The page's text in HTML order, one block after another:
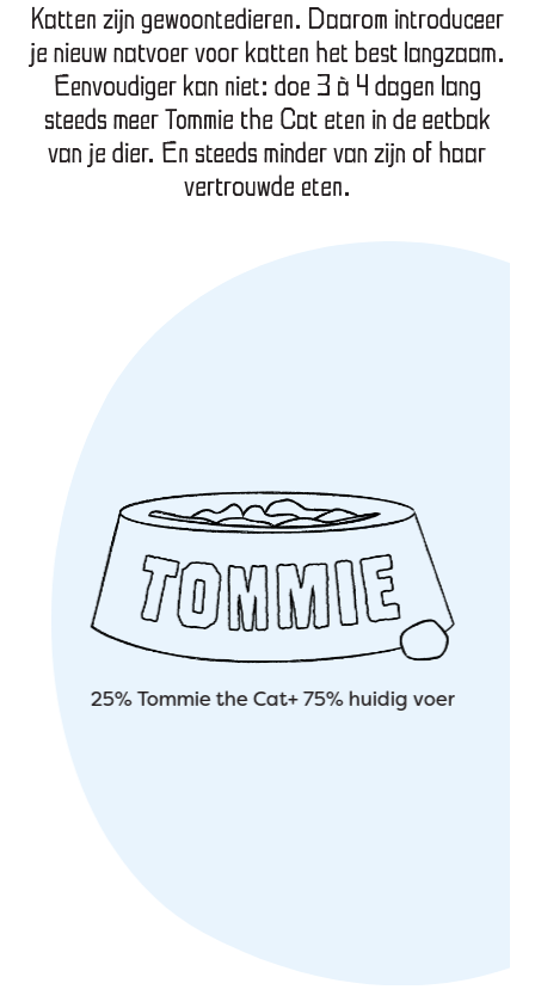
Katten zijn gewoontedieren. Daarom introduceer
je nieuw natvoer voor katten het best langzaam.
Eenvoudiger kan niet: doe 3 à 4 dagen lang
steeds meer Tommie the Cat eten in de eetbak
van je dier. En steeds minder van zijn of haar
vertrouwde eten.
25% Tommie the Cat+ 75% huidig voer